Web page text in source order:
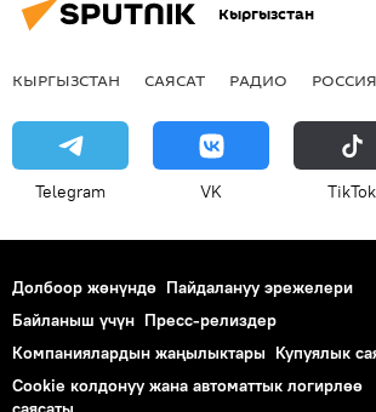
Кыргызстан
КЫРГЫЗСТАН САЯСАТ РАДИО РОССИЯ
Telegram VK ТikТоk
Долбоор жөнүндө Пайдалануу эрежелери
Байланыш үчүн Пресс-релиздер
Компаниялардын жаңылыктары Купуялык
Cookie колдонуу жана автоматтык логирлөө